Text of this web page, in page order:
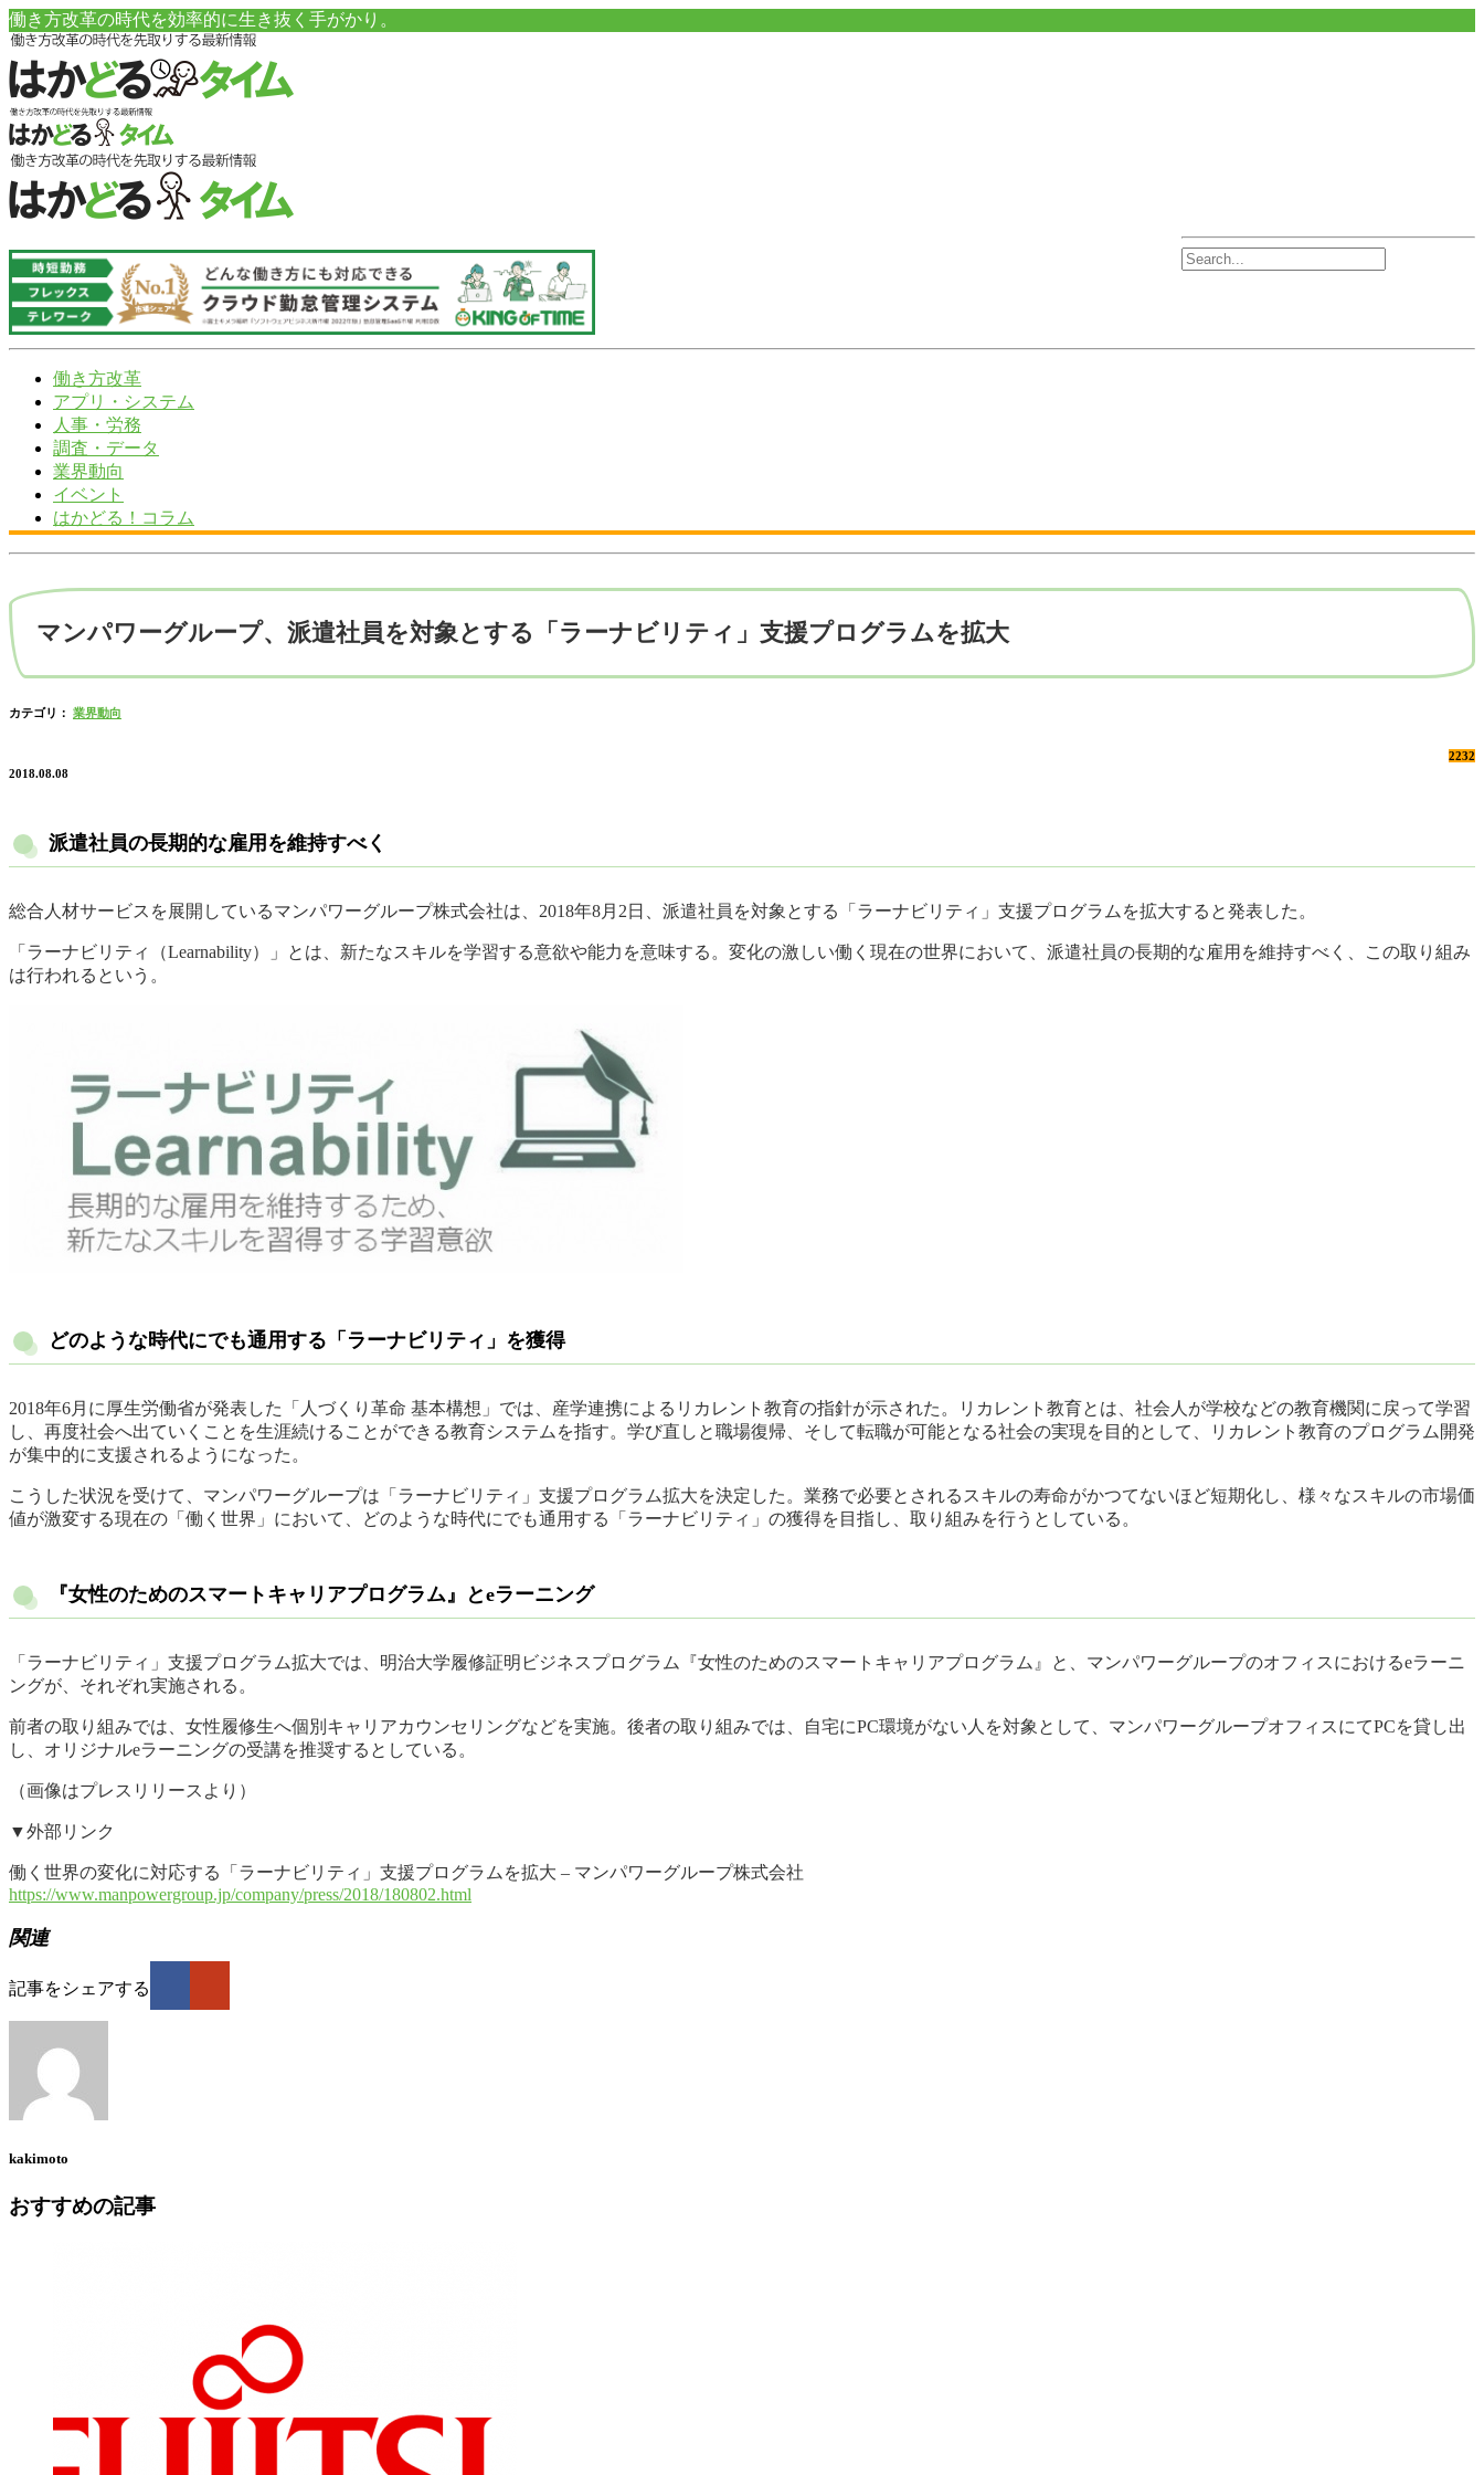
働き方改革の時代を効率的に生き抜く手がかり。
働き方改革
アプリ・システム
人事・労務
調査・データ
業界動向
イベント
はかどる！コラム
マンパワーグループ、派遣社員を対象とする「ラーナビリティ」支援プログラムを拡大
カテゴリ： 業界動向
2232
2018.08.08
派遣社員の長期的な雇用を維持すべく
総合人材サービスを展開しているマンパワーグループ株式会社は、2018年8月2日、派遣社員を対象とする「ラーナビリティ」支援プログラムを拡大すると発表した。
「ラーナビリティ（Learnability）」とは、新たなスキルを学習する意欲や能力を意味する。変化の激しい働く現在の世界において、派遣社員の長期的な雇用を維持すべく、この取り組み
は行われるという。
どのような時代にでも通用する「ラーナビリティ」を獲得
2018年6月に厚生労働省が発表した「人づくり革命 基本構想」では、産学連携によるリカレント教育の指針が示された。リカレント教育とは、社会人が学校などの教育機関に戻って学習
し、再度社会へ出ていくことを生涯続けることができる教育システムを指す。学び直しと職場復帰、そして転職が可能となる社会の実現を目的として、リカレント教育のプログラム開発
が集中的に支援されるようになった。
こうした状況を受けて、マンパワーグループは「ラーナビリティ」支援プログラム拡大を決定した。業務で必要とされるスキルの寿命がかつてないほど短期化し、様々なスキルの市場価
値が激変する現在の「働く世界」において、どのような時代にでも通用する「ラーナビリティ」の獲得を目指し、取り組みを行うとしている。
『女性のためのスマートキャリアプログラム』とeラーニング
「ラーナビリティ」支援プログラム拡大では、明治大学履修証明ビジネスプログラム『女性のためのスマートキャリアプログラム』と、マンパワーグループのオフィスにおけるeラーニ
ングが、それぞれ実施される。
前者の取り組みでは、女性履修生へ個別キャリアカウンセリングなどを実施。後者の取り組みでは、自宅にPC環境がない人を対象として、マンパワーグループオフィスにてPCを貸し出
し、オリジナルeラーニングの受講を推奨するとしている。
（画像はプレスリリースより）
▼外部リンク
働く世界の変化に対応する「ラーナビリティ」支援プログラムを拡大 – マンパワーグループ株式会社
https://www.manpowergroup.jp/company/press/2018/180802.html
関連
記事をシェアする
kakimoto
おすすめの記事